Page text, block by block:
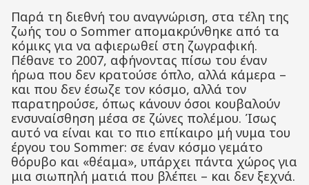
Παρά τη διεθνή του αναγνώριση, στα τέλη της
ζωής του ο Sommer απομακρύνθηκε από τα
κόμικς για να αφιερωθεί στη ζωγραφική.
Πέθανε το 2007, αφήνοντας πίσω του έναν
ήρωα που δεν κρατούσε όπλο, αλλά κάμερα –
και που δεν έσωζε τον κόσμο, αλλά τον
παρατηρούσε, όπως κάνουν όσοι κουβαλούν
ενσυναίσθηση μέσα σε ζώνες πολέμου. Ίσως
αυτό να είναι και το πιο επίκαιρο μή νυμα του
έργου του Sommer: σε έναν κόσμο γεμάτο
θόρυβο και «θέαμα», υπάρχει πάντα χώρος για
μια σιωπηλή ματιά που βλέπει – και δεν ξεχνά.